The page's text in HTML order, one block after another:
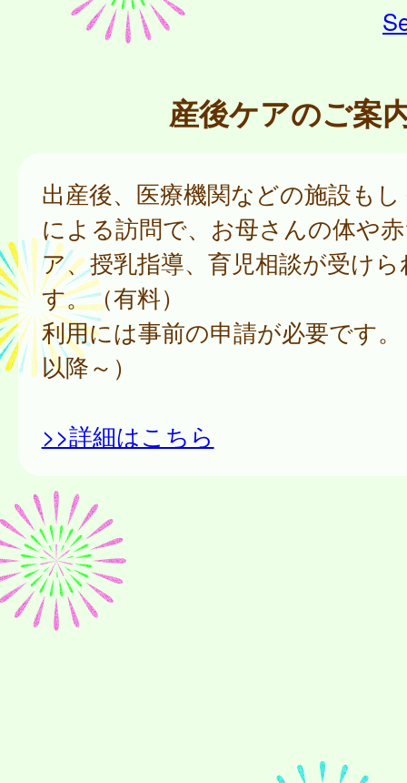
産後ケアのご案
出産後、医療機関などの施設も
による訪問で、お母さんの体や
ア、授乳指導、育児相談が受け
す。（有料）
利用には事前の申請が必要です
以降～）
>>詳細はこちら